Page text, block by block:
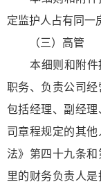
定监护人占有同一
（三）高管
本细则和附件提
职务、负责公司
包括经理、副经
司章程规定的其
法》第四十九条
里的财务负责人